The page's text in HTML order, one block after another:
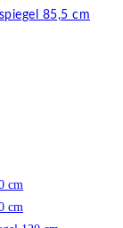
85,5 cm